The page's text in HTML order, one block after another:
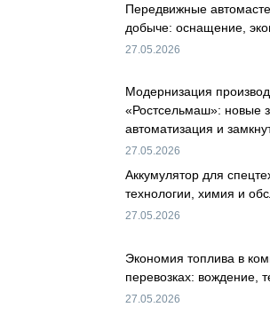
Передвижные
добыче: оснащение,
27.05.2026
Модернизация
«Ростсельмаш»: новые
автоматизация и
27.05.2026
Аккумулятор для
технологии, химия и
27.05.2026
Экономия топлива в
перевозках: вождение,
27.05.2026